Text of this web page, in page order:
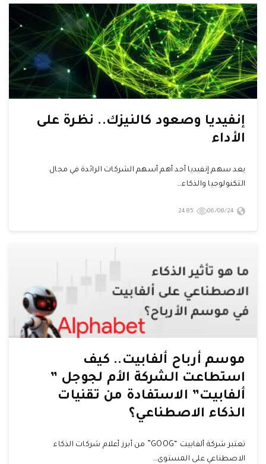
إنفيديا وصعود كالنيزك.. نظرة على
الأداء
يعد سهم إنفيديا أحد أهم أسهم الشركات الرائدة في مجال
التكنولوجيا والذكاء…
06/08/24
2485
موسم أرباح ألفابيت.. كيف
استطاعت الشركة الأم لجوجل ”
ألفابيت” الاستفادة من تقنيات
الذكاء الاصطناعي؟
تعتبر شركة ألفابيت “GOOG” من أبرز أعلام شركات الذكاء
الاصطناعي على المستوى…